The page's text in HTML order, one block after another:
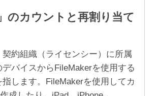
のカウントと再割り当て
約組織（ライセンシー）に所属
デバイスからFileMakerを使用する
指します。FileMakerを使用してカ